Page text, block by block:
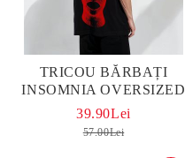
TRICOU BĂRBAȚI
INSOMNIA OVERSIZED
39.90Lei
57.00Lei